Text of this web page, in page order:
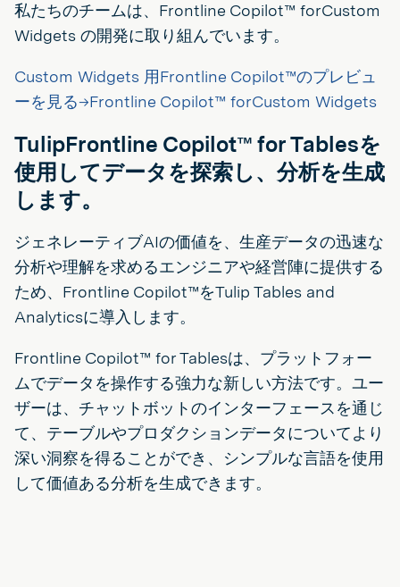
私たちのチームは、Frontline Copilot™ forCustom
Widgets の開発に取り組んでいます。
Custom Widgets 用Frontline Copilot™のプレビュ
ーを見る→Frontline Copilot™ forCustom Widgets
TulipFrontline Copilot™ for Tablesを
使用してデータを探索し、分析を生成
します。
ジェネレーティブAIの価値を、生産データの迅速な
分析や理解を求めるエンジニアや経営陣に提供する
ため、Frontline Copilot™をTulip Tables and
Analyticsに導入します。
Frontline Copilot™ for Tablesは、プラットフォー
ムでデータを操作する強力な新しい方法です。ユー
ザーは、チャットボットのインターフェースを通じ
て、テーブルやプロダクションデータについてより
深い洞察を得ることができ、シンプルな言語を使用
して価値ある分析を生成できます。